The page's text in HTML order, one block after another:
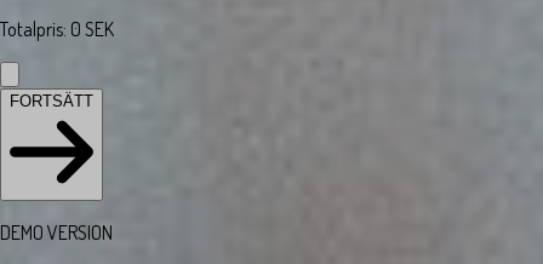
Totalpris: 0 SEK
FORTSÄTT
DEMO VERSION